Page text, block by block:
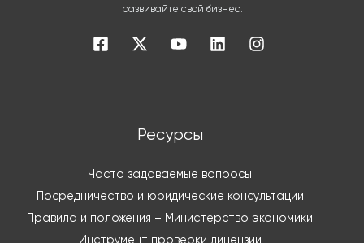
развивайте свой бизнес.
Ресурсы
Часто задаваемые вопросы
Посредничество и юридические консультации
Правила и положения – Министерство экономики
Инструмент проверки лицензии